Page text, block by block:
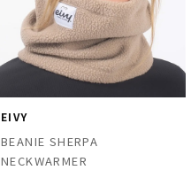
EIVY
BEANIE SHERPA
NECKWARMER